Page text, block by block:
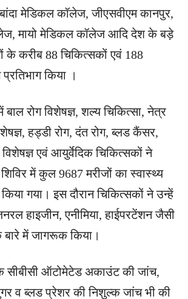
मेडिकल कॉलेज, जीएसवीएम कानपुर,
मायो मेडिकल कॉलेज आदि देश के बड़े
के करीब 88 चिकित्सकों एवं 188
किया ।
बाल रोग विशेषज्ञ, शल्य चिकित्सा, नेत्र
हड्डी रोग, दंत रोग, ब्लड कैंसर,
विशेषज्ञ एवं आयुर्वेदिक चिकित्सकों ने
में कुल 9687 मरीजों का स्वास्थ्य
किया गया। इस दौरान चिकित्सकों ने उन्हें
हाइजीन, एनीमिया, हाईपरटेंशन जैसी
बारे में जागरूक किया।
सीबीसी ऑटोमेटेड अकाउंट की जांच,
व ब्लड प्रेशर की निशुल्क जांच भी की